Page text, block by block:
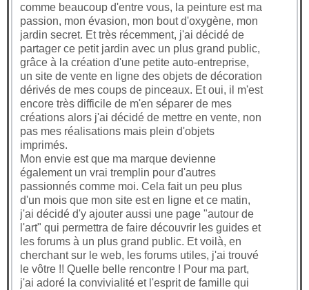
comme beaucoup d'entre vous, la peinture est ma
passion, mon évasion, mon bout d'oxygène, mon
jardin secret. Et très récemment, j'ai décidé de
partager ce petit jardin avec un plus grand public,
grâce à la création d'une petite auto-entreprise,
un site de vente en ligne des objets de décoration
dérivés de mes coups de pinceaux. Et oui, il m'est
encore très difficile de m'en séparer de mes
créations alors j'ai décidé de mettre en vente, non
pas mes réalisations mais plein d'objets
imprimés.
Mon envie est que ma marque devienne
également un vrai tremplin pour d'autres
passionnés comme moi. Cela fait un peu plus
d'un mois que mon site est en ligne et ce matin,
j'ai décidé d'y ajouter aussi une page "autour de
l'art" qui permettra de faire découvrir les guides et
les forums à un plus grand public. Et voilà, en
cherchant sur le web, les forums utiles, j'ai trouvé
le vôtre !! Quelle belle rencontre ! Pour ma part,
j'ai adoré la convivialité et l'esprit de famille qui